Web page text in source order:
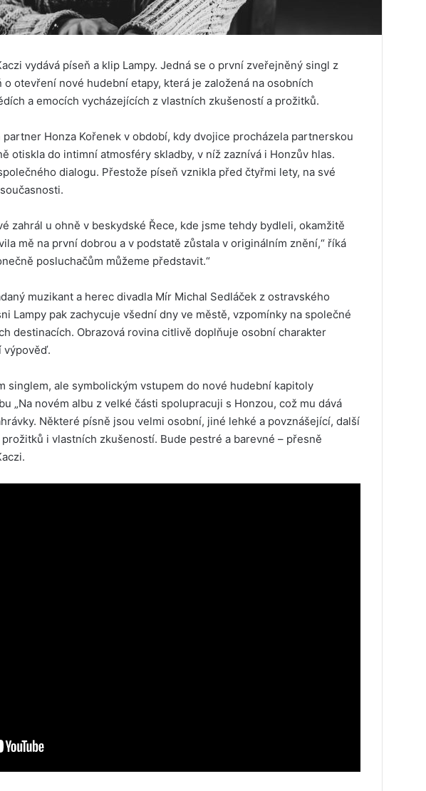
vydává píseň a klip Lampy. Jedná se o první zveřejněný singl z
o otevření nové hudební etapy, která je založená na osobních
a emocích vycházejících z vlastních zkušeností a prožitků.
partner Honza Kořenek v období, kdy dvojice procházela partnerskou
otiskla do intimní atmosféry skladby, v níž zaznívá i Honzův hlas.
dialogu. Přestože píseň vznikla před čtyřmi lety, na své
zahrál u ohně v beskydské Řece, kde jsme tehdy bydleli, okamžitě
mě na první dobrou a v podstatě zůstala v originálním znění,“ říká
posluchačům můžeme představit.“
muzikant a herec divadla Mír Michal Sedláček z ostravského
Lampy pak zachycuje všední dny ve městě, vzpomínky na společné
destinacích. Obrazová rovina citlivě doplňuje osobní charakter
výpověď.
singlem, ale symbolickým vstupem do nové hudební kapitoly
„Na novém albu z velké části spolupracuji s Honzou, což mu dává
Některé písně jsou velmi osobní, jiné lehké a povznášející, další
i vlastních zkušeností. Bude pestré a barevné – přesně